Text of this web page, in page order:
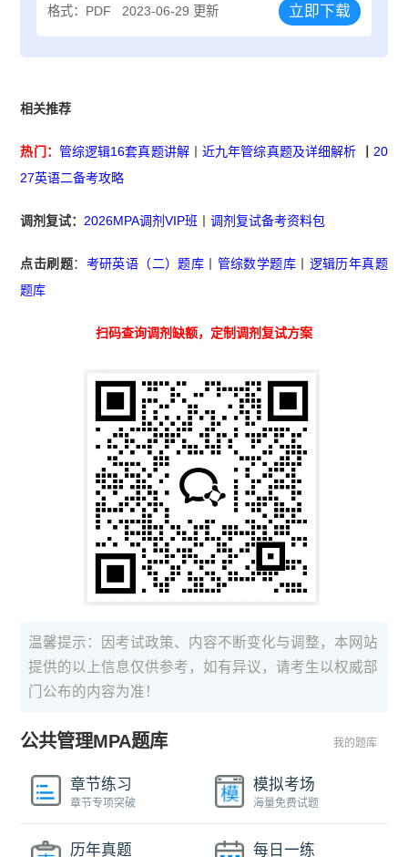
格式：PDF 2023-06-29 更新 立即下载
相关推荐
热门： 管综逻辑16套真题讲解丨近九年管综真题及详细解析
20
27英语二备考攻略
调剂复试： 2026MPA调剂VIP班 丨调剂复试备考资料包
点击刷题： 考研英语（二）题库 管综数学题库
逻辑历年真题
题库
扫码查询调剂缺额，定制调剂复试方案
温馨提示：因考试政策、内容不断变化与调整，本网站
提供的以上信息仅供参考，如有异议，请考生以权威部
门公布的内容为准！
公共管理MPA题库 我的题库
章节练习
章节专项突破
模拟考场
海量免费试题
历年真题 每日一练